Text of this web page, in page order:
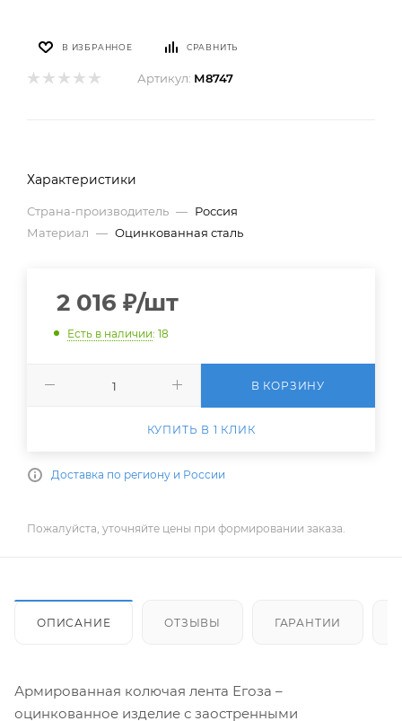
В ИЗБРАННОЕ СРАВНИТЬ
Артикул: М8747
Характеристики
Страна-производитель — Россия
Материал — Оцинкованная сталь
2 016 ₽/шт
Есть в наличии: 18
В КОРЗИНУ
КУПИТЬ В 1 КЛИК
Доставка по региону и России
Пожалуйста, уточняйте цены при формировании заказа.
ОПИСАНИЕ ОТЗЫВЫ ГАРАНТИИ
Армированная колючая лента Егоза –
оцинкованное изделие с заостренными